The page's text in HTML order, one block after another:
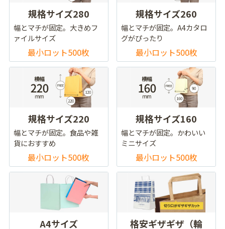
規格サイズ280
幅とマチが固定。大きめフ
ァイルサイズ
最小ロット500枚
規格サイズ260
幅とマチが固定。A4カタロ
グがぴったり
最小ロット500枚
規格サイズ220
幅とマチが固定。食品や雑
貨におすすめ
最小ロット500枚
規格サイズ160
幅とマチが固定。かわいい
ミニサイズ
最小ロット500枚
A4サイズ
格安ギザギザ（輪